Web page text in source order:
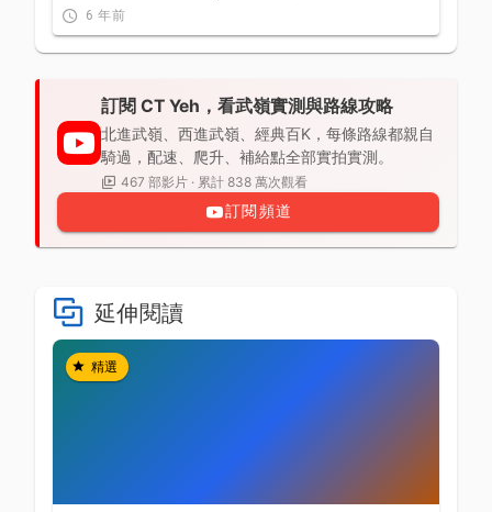
6 年前
訂閱 CT Yeh，看武嶺實測與路線攻略
北進武嶺、西進武嶺、經典百K，每條路線都親自
騎過，配速、爬升、補給點全部實拍實測。
467 部影片 · 累計 838 萬次觀看
訂閱頻道
延伸閱讀
精選